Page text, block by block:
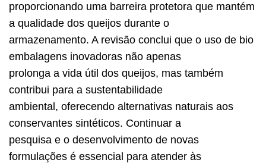
proporcionando uma barreira protetora que mantém
a qualidade dos queijos durante o
armazenamento. A revisão conclui que o uso de bio
embalagens inovadoras não apenas
prolonga a vida útil dos queijos, mas também
contribui para a sustentabilidade
ambiental, oferecendo alternativas naturais aos
conservantes sintéticos. Continuar a
pesquisa e o desenvolvimento de novas
formulações é essencial para atender às